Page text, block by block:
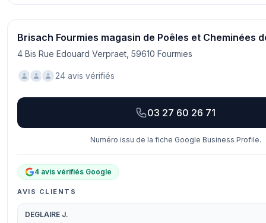
Brisach Fourmies magasin de Poêles et Cheminées
4 Bis Rue Edouard Verpraet, 59610 Fourmies
24 avis vérifiés
03 27 60 26 71
Numéro issu de la fiche Google Business Profile.
4 avis vérifiés Google
AVIS CLIENTS
DEGLAIRE J.